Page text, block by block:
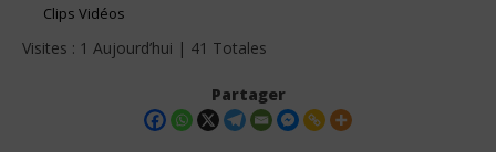
Clips Vidéos
Visites : 1 Aujourd’hui | 41 Totales
Partager